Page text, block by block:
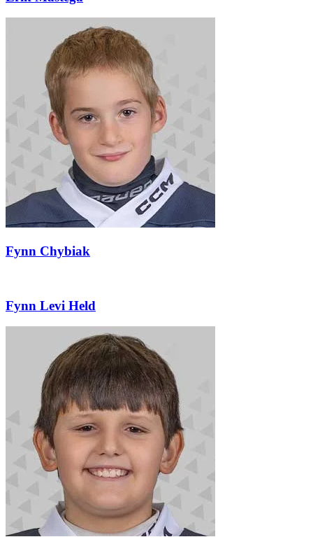
Fynn Chybiak
Fynn Levi Held